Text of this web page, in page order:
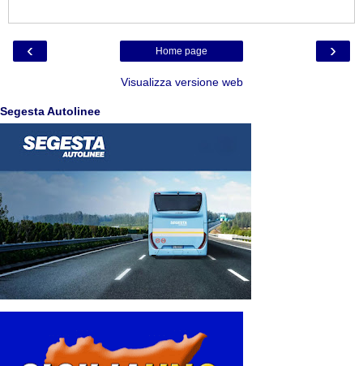
‹ ›
Home page
Visualizza versione web
Segesta Autolinee